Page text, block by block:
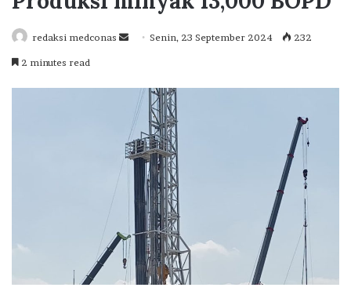
redaksi medconas
Send Senin, 23 September 2024 232
2 minutes read